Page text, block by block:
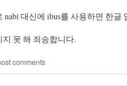
nabi 대신에 ibus를 사용하면 한
못 해 죄송합니다.
comments